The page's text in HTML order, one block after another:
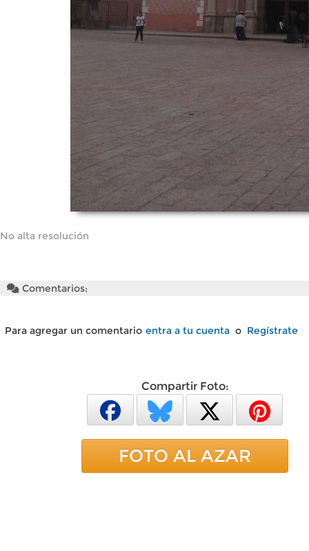
No alta resolución
Comentarios:
Para agregar un comentario entra a tu cuenta o Regístrate
Compartir Foto:
FOTO AL AZAR